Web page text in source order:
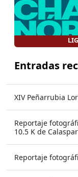
Entradas
XIV Peñarrubia
Reportaje
10.5 K de
Reportaje